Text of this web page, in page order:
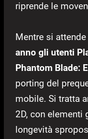
riprende le
Mentre si
anno gli utenti
Phantom Blade:
porting del
mobile. Si tratta
2D, con elementi
longevità